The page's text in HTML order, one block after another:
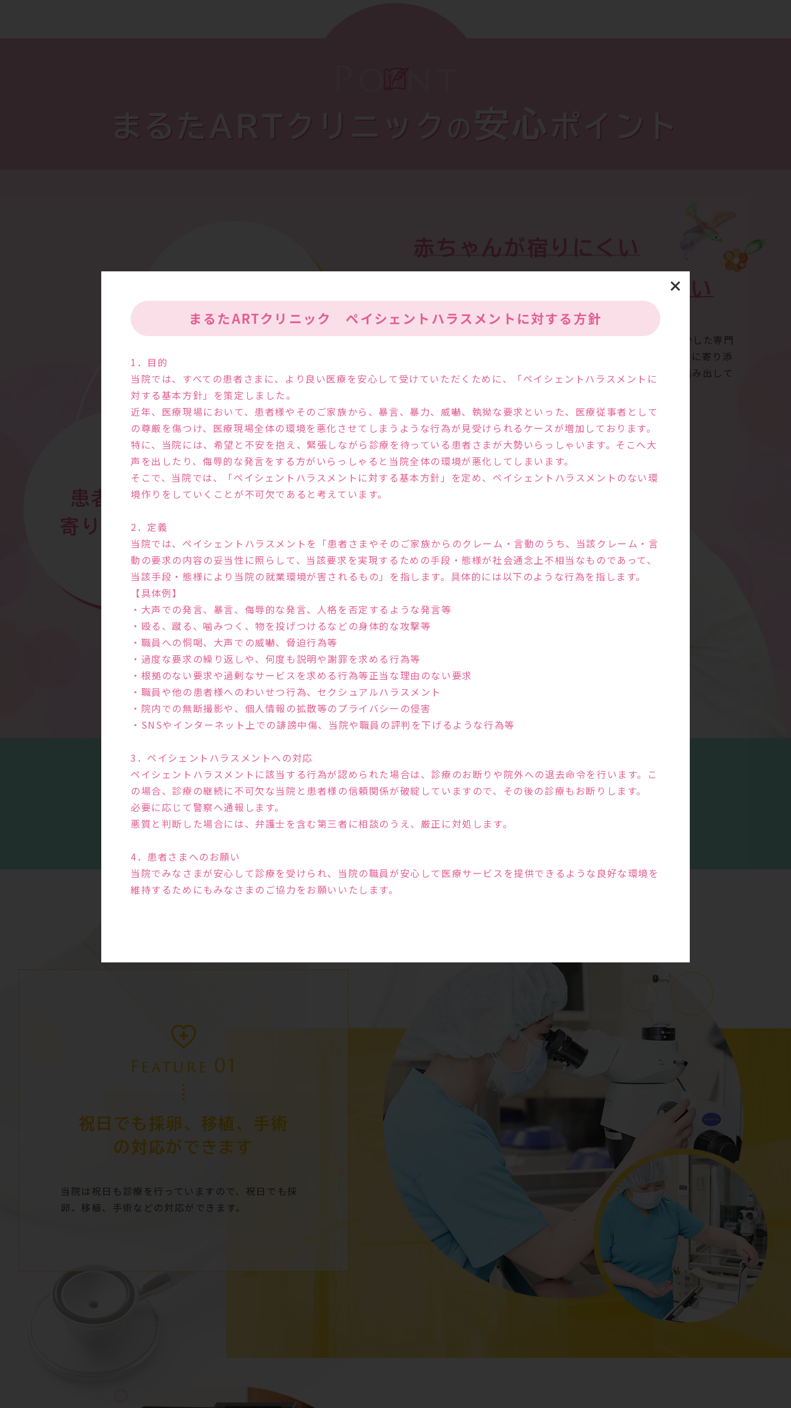
まるたARTクリニック ペイシェントハラスメントに対する方針
1．目的
当院では、すべての患者さまに、より良い医療を安心して受けていただくために、「ペイシェントハラスメントに
対する基本方針」を策定しました。
近年、医療現場において、患者様やそのご家族から、暴言、暴力、威嚇、執拗な要求といった、医療従事者として
の尊厳を傷つけ、医療現場全体の環境を悪化させてしまうような行為が見受けられるケースが増加しております。
特に、当院には、希望と不安を抱え、緊張しながら診療を待っている患者さまが大勢いらっしゃいます。そこへ大
声を出したり、侮辱的な発言をする方がいらっしゃると当院全体の環境が悪化してしまいます。
そこで、当院では、「ペイシェントハラスメントに対する基本方針」を定め、ペイシェントハラスメントのない環
境作りをしていくことが不可欠であると考えています。
2．定義
当院では、ペイシェントハラスメントを「患者さまやそのご家族からのクレーム・言動のうち、当該クレーム・言
動の要求の内容の妥当性に照らして、当該要求を実現するための手段・態様が社会通念上不相当なものであって、
当該手段・態様により当院の就業環境が害されるもの」を指します。具体的には以下のような行為を指します。
【具体例】
・大声での発言、暴言、侮辱的な発言、人格を否定するような発言等
・殴る、蹴る、噛みつく、物を投げつけるなどの身体的な攻撃等
・職員への恫喝、大声での威嚇、脅迫行為等
・過度な要求の繰り返しや、何度も説明や謝罪を求める行為等
・根拠のない要求や過剰なサービスを求める行為等正当な理由のない要求
・職員や他の患者様へのわいせつ行為、セクシュアルハラスメント
・院内での無断撮影や、個人情報の拡散等のプライバシーの侵害
・SNSやインターネット上での誹謗中傷、当院や職員の評判を下げるような行為等
3．ペイシェントハラスメントへの対応
ペイシェントハラスメントに該当する行為が認められた場合は、診療のお断りや院外への退去命令を行います。こ
の場合、診療の継続に不可欠な当院と患者様の信頼関係が破綻していますので、その後の診療もお断りします。
必要に応じて警察へ通報します。
悪質と判断した場合には、弁護士を含む第三者に相談のうえ、厳正に対処します。
4．患者さまへのお願い
当院でみなさまが安心して診療を受けられ、当院の職員が安心して医療サービスを提供できるような良好な環境を
維持するためにもみなさまのご協力をお願いいたします。
まるたARTクリニック の 安心 ポイント
高い専門性
患者さまに
寄り添う診察
多くの実績と
赤ちゃんが宿りにくい
になりたい
不妊症治療を専門で学んできた経験、これまでの実績を生かした専門
性の高い治療を行ないます。ご夫婦の話をよく聞き、お悩みに寄り添
う診察を心掛けています。新しい命の誕生にむけて一歩を踏み出して
まるたARTクリニック
Feature
Feature 01
祝日でも採卵、移植、手術
の対応ができます
当院は祝日 も診療を行っていますので、祝日 でも採
卵、移植、手術などの対応ができます。